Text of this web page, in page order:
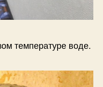
температуре воде.